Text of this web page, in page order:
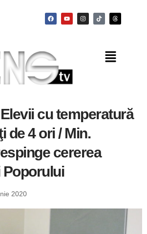
cu temperatură
de 4 ori / Min.
cererea
2020